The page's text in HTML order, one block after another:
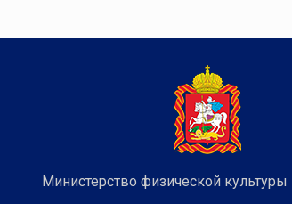
Министерство физической